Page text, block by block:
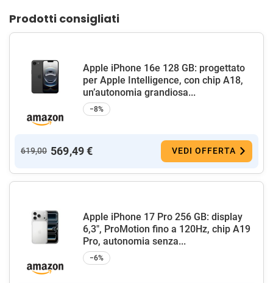
Prodotti consigliati
Apple iPhone 16e 128 GB: progettato
per Apple Intelligence, con chip A18,
un’autonomia grandiosa...
−8%
619,00 569,49 € VEDI OFFERTA
Apple iPhone 17 Pro 256 GB: display
6,3", ProMotion fino a 120Hz, chip A19
Pro, autonomia senza...
−6%